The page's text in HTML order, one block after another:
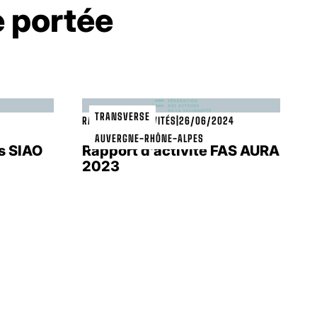
portée
SIAO
TRANSVERSE
AUVERGNE-RHÔNE-ALPES
RAPPORT D’ACTIVITÉS 26/06/2024
Rapport d’activité FAS AURA
2023